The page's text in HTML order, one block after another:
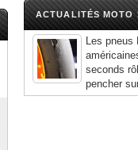
ACTUALITÉS MOTO
Les pneus
seconds
pencher